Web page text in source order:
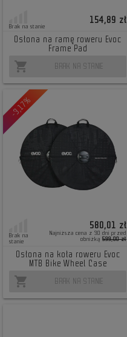
Brak na stanie
154,89 zł
Osłona na ramę roweru Evoc
Frame Pad
shopping_cart BRAK NA STANIE
-3,17%
Brak na
stanie
Najniższa cena z 30 dni przed
obniżką 599,00 zł
580,01 zł
Osłona na koła roweru Evoc
MTB Bike Wheel Case
shopping_cart BRAK NA STANIE